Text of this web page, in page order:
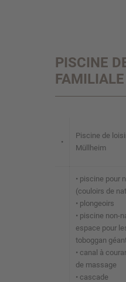
PISCINE
FAMILIALE
•
Piscine de
Müllheim
• piscine pour
(couloirs de
• plongeoirs
• piscine non-
espace pour
toboggan
• canal à
de massage
• cascade